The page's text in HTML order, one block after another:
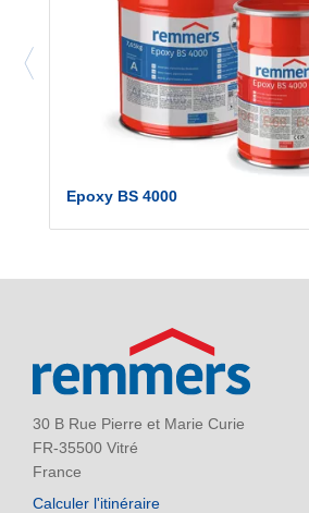
Epoxy BS 4000
30 B Rue Pierre et Marie Curie
FR-35500 Vitré
France
Calculer l'itinéraire